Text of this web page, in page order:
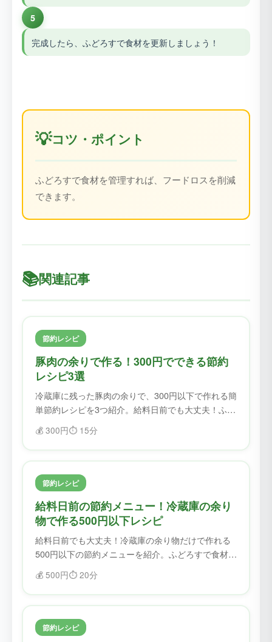
5
完成したら、ふどろすで食材を更新しましょう！
💡コツ・ポイント
ふどろすで食材を管理すれば、フードロスを削減
できます。
📚関連記事
節約レシピ
豚肉の余りで作る！300円でできる節約
レシピ3選
冷蔵庫に残った豚肉の余りで、300円以下で作れる簡
単節約レシピを3つ紹介。給料日前でも大丈夫！ふど
ろすで食材を無駄にせず、美味しく節約。
💰 300円⏱️ 15分
節約レシピ
給料日前の節約メニュー！冷蔵庫の余り
物で作る500円以下レシピ
給料日前でも大丈夫！冷蔵庫の余り物だけで作れる
500円以下の節約メニューを紹介。ふどろすで食材を
確認してから作れば、無駄なく節約できます。
💰 500円⏱️ 20分
節約レシピ